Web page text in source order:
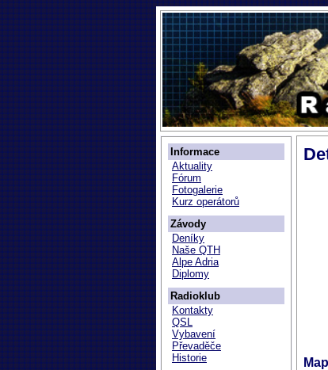
Informace
Aktuality
Fórum
Fotogalerie
Kurz operátorů
Závody
Deníky
Naše QTH
Alpe Adria
Diplomy
Radioklub
Kontakty
QSL
Vybavení
Převaděče
Historie